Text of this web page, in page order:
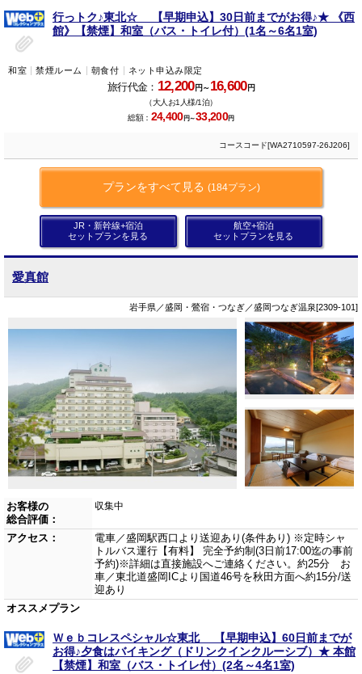
行っトク♪東北☆ 【早期申込】30日前までがお得♪★ 《西
館》【禁煙】和室（バス・トイレ付）(1名～6名1室)
和室 禁煙ルーム 朝食付 ネット申込み限定
旅行代金： 12,200円～16,600円
（大人お1人様/1泊）
総額： 24,400円～33,200円
コースコード[WA2710597-26J206]
プランをすべて見る (184プラン)
JR・新幹線+宿泊
セットプランを見る
航空+宿泊
セットプランを見る
愛真館
岩手県／盛岡・鶯宿・つなぎ／盛岡つなぎ温泉[2309-101]
お客様の
総合評価：
収集中
アクセス：
電車／盛岡駅西口より送迎あり(条件あり) ※定時シャ
トルバス運行【有料】 完全予約制(3日前17:00迄の事前
予約)※詳細は直接施設へご連絡ください。約25分 お
車／東北道盛岡ICより国道46号を秋田方面へ約15分/送
迎あり
オススメプラン
Ｗｅｂコレスペシャル☆東北 【早期申込】60日前までが
お得♪夕食はバイキング（ドリンクインクルーシブ）★ 本館
【禁煙】和室（バス・トイレ付）(2名～4名1室)